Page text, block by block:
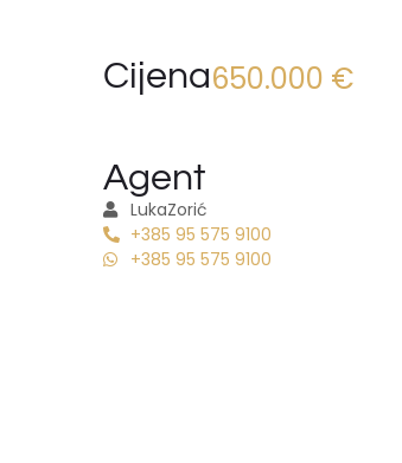
Cijena650.000 €
Agent
LukaZorić
+385 95 575 9100
+385 95 575 9100